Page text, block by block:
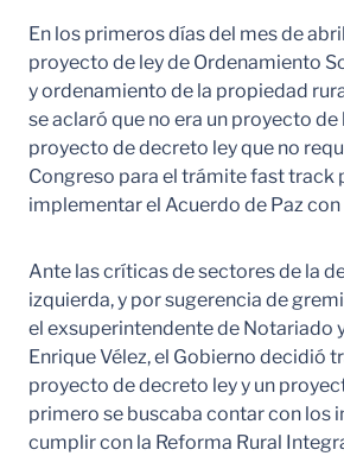
En los primeros días del mes de
proyecto de ley de Ordenamiento
y ordenamiento de la propiedad
se aclaró que no era un proyecto de
proyecto de decreto ley que no
Congreso para el trámite fast track
implementar el Acuerdo de Paz con
Ante las críticas de sectores de la
izquierda, y por sugerencia de
el exsuperintendente de Notariado
Enrique Vélez, el Gobierno decidió
proyecto de decreto ley y un
primero se buscaba contar con los
cumplir con la Reforma Rural